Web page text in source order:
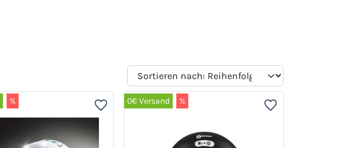
% 0€ Versand %